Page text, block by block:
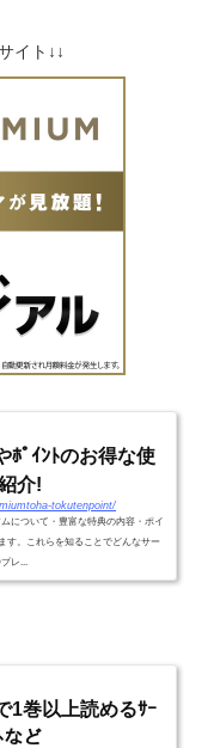
イト↓↓
ﾎﾟｲﾝﾄのお得な使
介!
tokutenpoint/
について・豊富な特典の内容・ポイ
す。これらを知ることでどんなサー
レ...
1巻以上読めるｻｰ
など